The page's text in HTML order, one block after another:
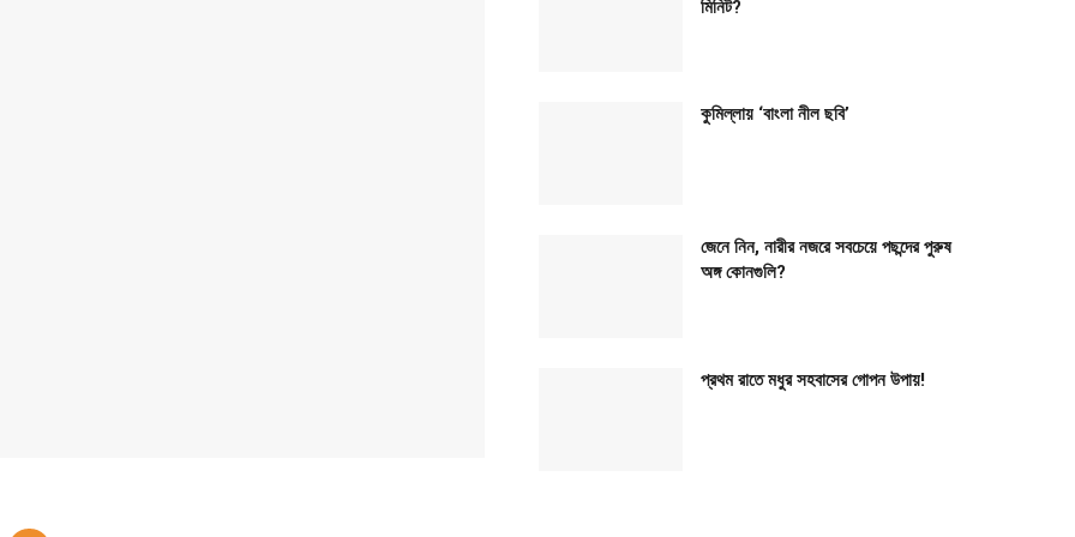
মিনিট?
কুমিল্লায় ‘বাংলা নীল ছবি’
জেনে নিন, নারীর নজরে সবচেয়ে পছন্দের পুরুষ
অঙ্গ কোনগুলি?
প্রথম রাতে মধুর সহবাসের গোপন উপায়!